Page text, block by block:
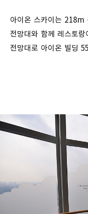
아이온 스카이는 218m
전망대와 함께 레스토
전망대로 아이온 빌딩